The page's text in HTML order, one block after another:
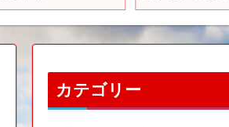
介】【おすすめゲー
ム】【PS4/PS5
２/XSX/STEAM】
カテゴリー